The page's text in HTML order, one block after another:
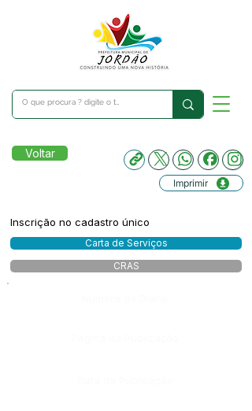
Voltar
Imprimir
Inscrição no cadastro único
Carta de Serviços
CRAS